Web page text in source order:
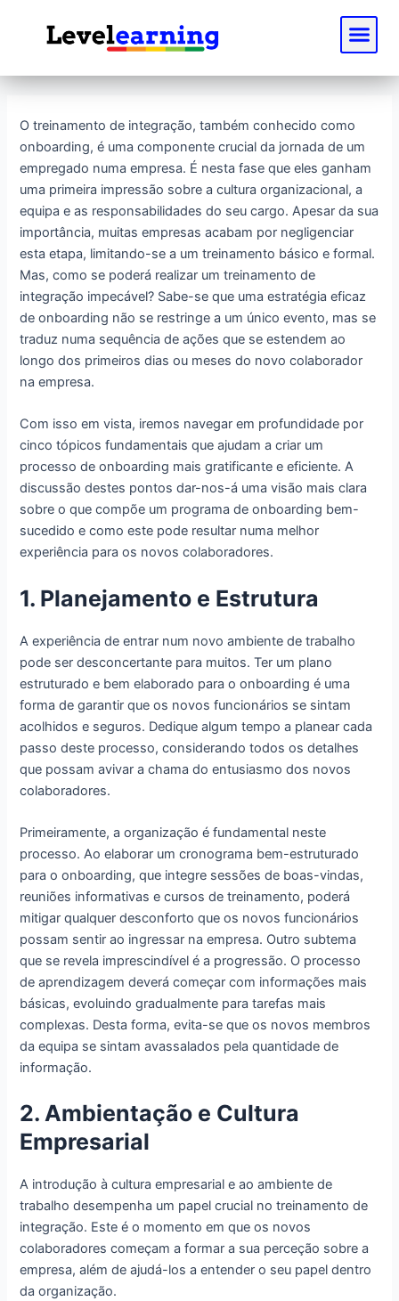
conteúdo
O treinamento de integração, também conhecido como
onboarding, é uma componente crucial da jornada de um
empregado numa empresa. É nesta fase que eles ganham
uma primeira impressão sobre a cultura organizacional, a
equipa e as responsabilidades do seu cargo. Apesar da sua
importância, muitas empresas acabam por negligenciar
esta etapa, limitando-se a um treinamento básico e formal.
Mas, como se poderá realizar um treinamento de
integração impecável? Sabe-se que uma estratégia eficaz
de onboarding não se restringe a um único evento, mas se
traduz numa sequência de ações que se estendem ao
longo dos primeiros dias ou meses do novo colaborador
na empresa.
Com isso em vista, iremos navegar em profundidade por
cinco tópicos fundamentais que ajudam a criar um
processo de onboarding mais gratificante e eficiente. A
discussão destes pontos dar-nos-á uma visão mais clara
sobre o que compõe um programa de onboarding bem-
sucedido e como este pode resultar numa melhor
experiência para os novos colaboradores.
1. Planejamento e Estrutura
A experiência de entrar num novo ambiente de trabalho
pode ser desconcertante para muitos. Ter um plano
estruturado e bem elaborado para o onboarding é uma
forma de garantir que os novos funcionários se sintam
acolhidos e seguros. Dedique algum tempo a planear cada
passo deste processo, considerando todos os detalhes
que possam avivar a chama do entusiasmo dos novos
colaboradores.
Primeiramente, a organização é fundamental neste
processo. Ao elaborar um cronograma bem-estruturado
para o onboarding, que integre sessões de boas-vindas,
reuniões informativas e cursos de treinamento, poderá
mitigar qualquer desconforto que os novos funcionários
possam sentir ao ingressar na empresa. Outro subtema
que se revela imprescindível é a progressão. O processo
de aprendizagem deverá começar com informações mais
básicas, evoluindo gradualmente para tarefas mais
complexas. Desta forma, evita-se que os novos membros
da equipa se sintam avassalados pela quantidade de
informação.
2. Ambientação e Cultura
Empresarial
A introdução à cultura empresarial e ao ambiente de
trabalho desempenha um papel crucial no treinamento de
integração. Este é o momento em que os novos
colaboradores começam a formar a sua perceção sobre a
empresa, além de ajudá-los a entender o seu papel dentro
da organização.
navigation